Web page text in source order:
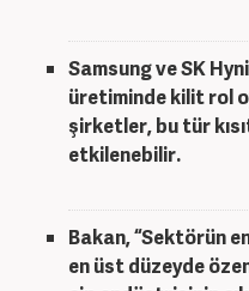
Samsung ve SK
üretiminde kilit rol
şirketler, bu tür
etkilenebilir.
Bakan,“Sektörün
en üst düzeyde